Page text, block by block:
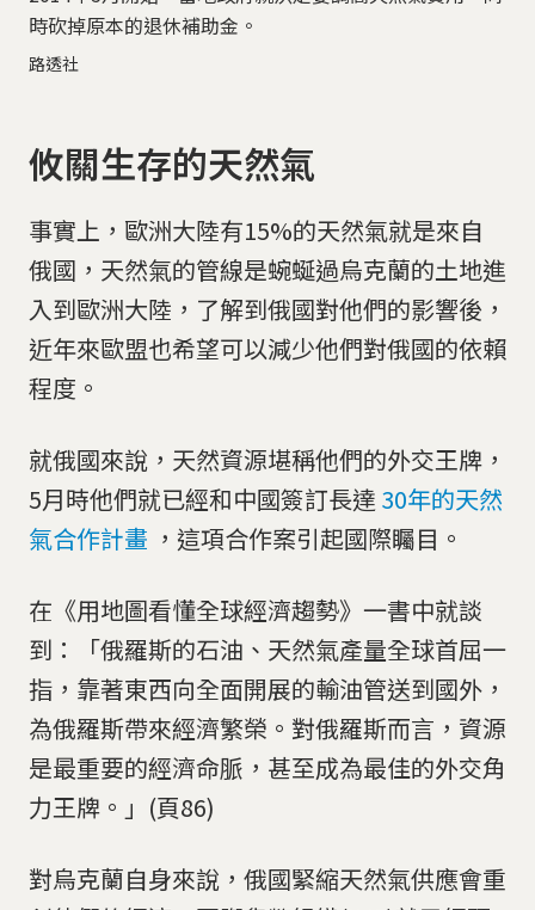
時砍掉原本的退休補助金。
路透社
攸關生存的天然氣
事實上，歐洲大陸有15%的天然氣就是來自
俄國，天然氣的管線是蜿蜒過烏克蘭的土地進
入到歐洲大陸，了解到俄國對他們的影響後，
近年來歐盟也希望可以減少他們對俄國的依賴
程度。
就俄國來說，天然資源堪稱他們的外交王牌，
5月時他們就已經和中國簽訂長達 30年的天然
氣合作計畫 ，這項合作案引起國際矚目。
在《用地圖看懂全球經濟趨勢》一書中就談
到：「俄羅斯的石油、天然氣產量全球首屈一
指，靠著東西向全面開展的輸油管送到國外，
為俄羅斯帶來經濟繁榮。對俄羅斯而言，資源
是最重要的經濟命脈，甚至成為最佳的外交角
力王牌。」(頁86)
對烏克蘭自身來說，俄國緊縮天然氣供應會重